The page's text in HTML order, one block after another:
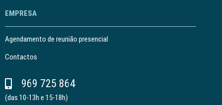
EMPRESA
Agendamento de reunião presencial
Contactos
969 725 864
(das 10-13h e 15-18h)